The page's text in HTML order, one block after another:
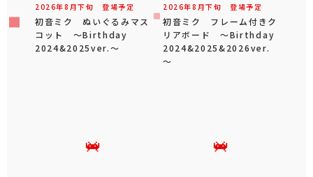
2026年8 月下旬 登場予定
初音ミク ぬいぐるみマス
コット ～Birthday
2024&2025ver.～
2026年8 月下旬 登場予定
初音ミク フレーム付きク
リアボード ～Birthday
2024&2025&2026ver.
～